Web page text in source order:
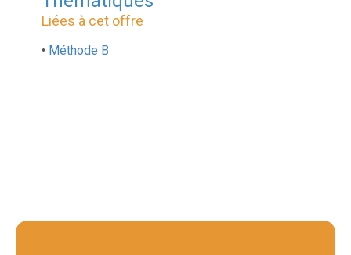
Liées à cet offre
• Méthode B